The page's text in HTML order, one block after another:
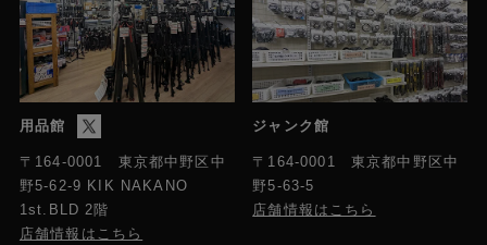
用品館
〒164-0001 東京都中野区中
野5-62-9 KIK NAKANO
1st.BLD 2階
店舗情報はこちら
ジャンク館
〒164-0001 東京都中野区中
野5-63-5
店舗情報はこちら